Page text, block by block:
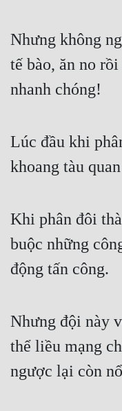
Nhưng không
tế bào, ăn no
nhanh chóng!
Lúc đầu khi
khoang tàu
Khi phân đôi
buộc những
động tấn công.
Nhưng đội này
thể liều mạng
ngược lại còn